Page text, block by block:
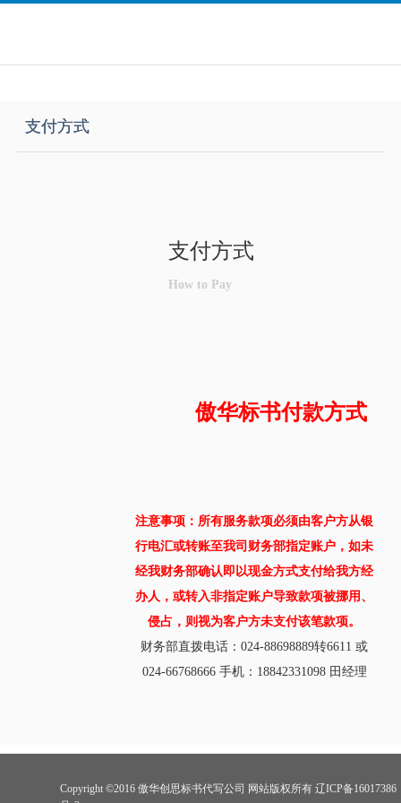
支付方式
支付方式
How to Pay
傲华标书付款方式
注意事项：所有服务款项必须由客户方从银
行电汇或转账至我司财务部指定账户，如未
经我财务部确认即以现金方式支付给我方经
办人，或转入非指定账户导致款项被挪用、
侵占，则视为客户方未支付该笔款项。
财务部直拨电话：024-88698889转6611 或
024-66768666 手机：18842331098 田经理
Copyright ©2016 傲华创思标书代写公司 网站版权所有 辽ICP备16017386